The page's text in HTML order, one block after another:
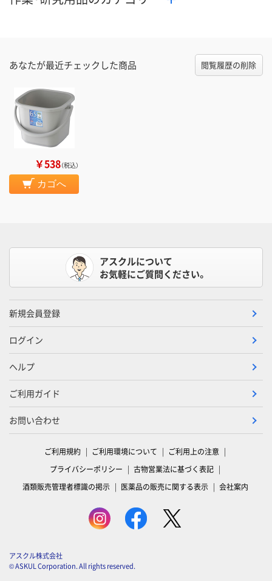
あなたが最近チェックした商品 閲覧履歴の削除
￥538（税込）
カゴへ
アスクルについて
お気軽にご質問ください。
新規会員登録
ログイン
ヘルプ
ご利用ガイド
お問い合わせ
ご利用規約 ご利用環境について
ご利用上の注意
プライバシーポリシー
古物営業法に基づく表記
酒類販売管理者標識の掲示
医薬品の販売に関する表示 会社案内
アスクル株式会社
© ASKUL Corporation. All rights reserved.